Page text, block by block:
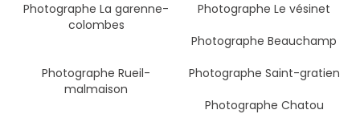
Photographe La garenne-
colombes
Photographe Le vésinet
Photographe Beauchamp
Photographe Rueil-
malmaison
Photographe Saint-gratien
Photographe Chatou